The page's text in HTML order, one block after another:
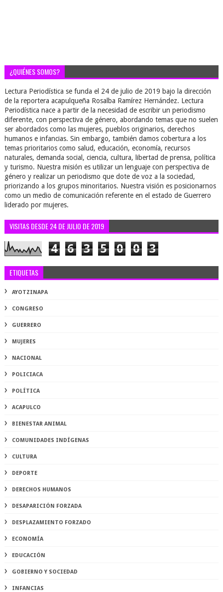
¿QUIÉNES SOMOS?
Lectura Periodística se funda el 24 de julio de 2019 bajo la dirección
de la reportera acapulqueña Rosalba Ramírez Hernández. Lectura
Periodística nace a partir de la necesidad de escribir un periodismo
diferente, con perspectiva de género, abordando temas que no suelen
ser abordados como las mujeres, pueblos originarios, derechos
humanos e infancias. Sin embargo, también damos cobertura a los
temas prioritarios como salud, educación, economía, recursos
naturales, demanda social, ciencia, cultura, libertad de prensa, política
y turismo. Nuestra misión es utilizar un lenguaje con perspectiva de
género y realizar un periodismo que dote de voz a la sociedad,
priorizando a los grupos minoritarios. Nuestra visión es posicionarnos
como un medio de comunicación referente en el estado de Guerrero
liderado por mujeres.
VISITAS DESDE 24 DE JULIO DE 2019
4 6 3 5 0 0 3
ETIQUETAS
AYOTZINAPA
CONGRESO
GUERRERO
MUJERES
NACIONAL
POLICIACA
POLÍTICA
ACAPULCO
BIENESTAR ANIMAL
COMUNIDADES INDÍGENAS
CULTURA
DEPORTE
DERECHOS HUMANOS
DESAPARICIÓN FORZADA
DESPLAZAMIENTO FORZADO
ECONOMÍA
EDUCACIÓN
GOBIERNO Y SOCIEDAD
INFANCIAS